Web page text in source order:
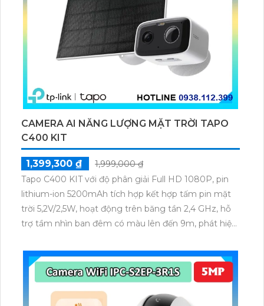
CAMERA AI NĂNG LƯỢNG MẶT TRỜI TAPO
C400 KIT
1,399,300 ₫
1,999,000 ₫
Tapo C400 KIT với độ phân giải Full HD 1080P, pin
lithium-ion 5200mAh tích hợp kết hợp tấm pin mặt
trời 5,2V/2,5W, hoạt động trên băng tần 2,4 GHz, hỗ
trợ tầm nhìn ban đêm có màu lên đến 9m, phát hiện
dữ liệu qua thẻ microSD lên đến 512GB.